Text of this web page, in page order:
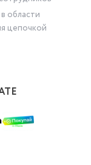
области
цепочкой